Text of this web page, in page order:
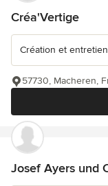
Créa'Vertige
Création et
57730, Macheren,
Josef Ayers und